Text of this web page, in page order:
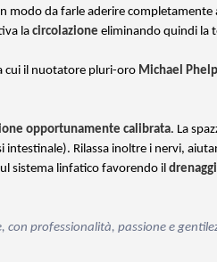
modo da farle aderire completamente
lacircolazione eliminando quindi la
cui il nuotatore pluri-oro Michael
opportunamente calibrata. La
intestinale). Rilassa inoltre i nervi,
sistema linfatico favorendo il
con professionalità, passione e